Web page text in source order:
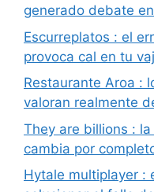
generado debate
Escurreplatos : el
provoca cal en tu
Restaurante Aroa :
valoran realmente
They are billions :
cambia por
Hytale multiplayer :